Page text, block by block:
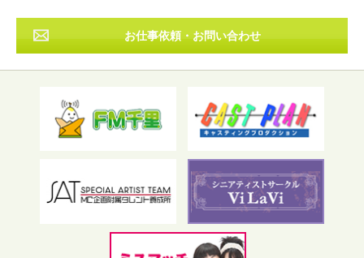
フリーワード検索
お仕事依頼・お問い合わせ